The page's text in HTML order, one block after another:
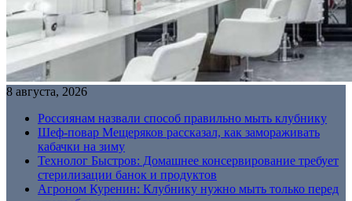
8 августа, 2026
Россиянам назвали способ правильно мыть клубнику
Шеф-повар Мещеряков рассказал, как замораживать
кабачки на зиму
Технолог Быстров: Домашнее консервирование требует
стерилизации банок и продуктов
Агроном Куренин: Клубнику нужно мыть только перед